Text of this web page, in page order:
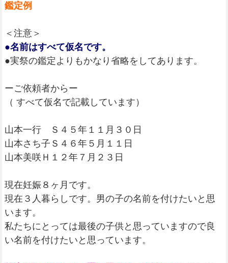
鑑定例
＜注意＞
●名前はすべて仮名です。
●実祭の鑑定よりもかなり省略をしてあります。
ーご依頼者からー
（ すべて仮名で記載しています）
山本一行 Ｓ４５年１１月３０日
山本さち子Ｓ４６年５月１１日
山本美咲Ｈ１２年７月２３日
現在妊娠８ヶ月です。
現在３人暮らしです。男の子の名前を付けたいと思
います。
私たちにとっては最後の子供と思っていますので良
い名前を付けたいと思っています。